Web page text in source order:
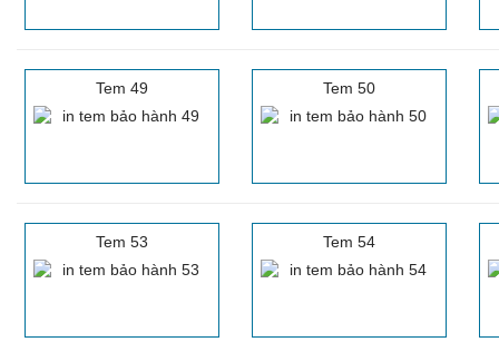
Tem 49 Tem 50
Tem 53 Tem 54